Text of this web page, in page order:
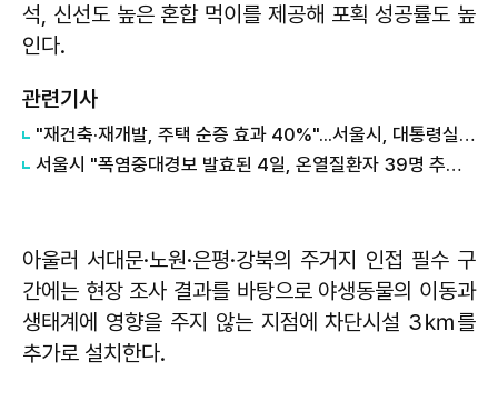
석, 신선도 높은 혼합 먹이를 제공해 포획 성공률도 높
인다.
관련기사
"재건축·재개발, 주택 순증 효과 40%"...서울시, 대통령실에 정비사업 '백서' 전달
서울시 "폭염중대경보 발효된 4일, 온열질환자 39명 추가 발생"
아울러 서대문·노원·은평·강북의 주거지 인접 필수 구
간에는 현장 조사 결과를 바탕으로 야생동물의 이동과
생태계에 영향을 주지 않는 지점에 차단시설 3㎞를
추가로 설치한다.